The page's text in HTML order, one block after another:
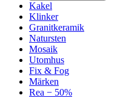
Kakel
Klinker
Granitkeramik
Natursten
Mosaik
Utomhus
Fix & Fog
Märken
Rea − 50%